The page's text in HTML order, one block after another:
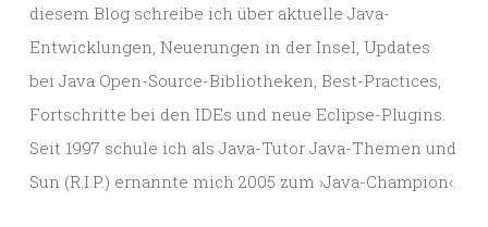
diesem Blog schreibe ich über aktuelle Java-
Entwicklungen, Neuerungen in der Insel, Updates
bei Java Open-Source-Bibliotheken, Best-Practices,
Fortschritte bei den IDEs und neue Eclipse-Plugins.
Seit 1997 schule ich als Java-Tutor Java-Themen und
Sun (R.I.P.) ernannte mich 2005 zum ›Java-Champion‹.